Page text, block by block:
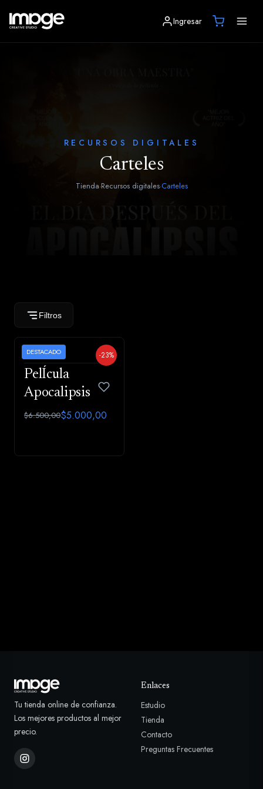
Ingresar
RECURSOS DIGITALES
Carteles
Tienda·Recursos digitales·Carteles
Filtros
-23%
DESTACADO
CARTELES
PelÍcula
Apocalipsis
$6.500,00$5.000,00
Tu tienda online de confianza.
Los mejores productos al mejor
precio.
Enlaces
Estudio
Tienda
Contacto
Preguntas Frecuentes